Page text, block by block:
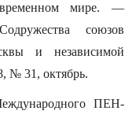
мире. —
союзов
и независимой
№ 31, октябрь.
ПЕН-